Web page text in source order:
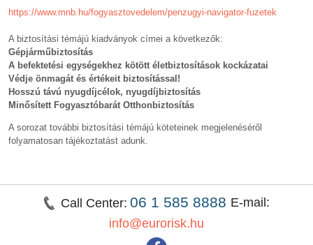
https://www.mnb.hu/fogyasztovedelem/penzugyi-navigator-fuzetek
A biztosítási témájú kiadványok címei a következők:
Gépjárműbiztosítás
A befektetési egységekhez kötött életbiztosítások kockázatai
Védje önmagát és értékeit biztosítással!
Hosszú távú nyugdíjcélok, nyugdíjbiztosítás
Minősített Fogyasztóbarát Otthonbiztosítás
A sorozat további biztosítási témájú köteteinek megjelenéséről
folyamatosan tájékoztatást adunk.
Call Center: 06 1 585 8888 E-mail:
info@eurorisk.hu